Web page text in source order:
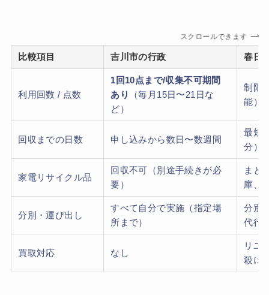
スクロールできます
比較項目 吉川市の行政 春日
利用回数 / 点数
1回10点まで/収集不可期間
あり
（毎月15日〜21日な
ど）
制限
能）
回収までの日数 申し込みから数日〜数週間
最短
分）
家電リサイクル品
回収不可（別途手続きが必
要）
まと
庫、
分別・運び出し
すべて自分で実施（指定場
所まで）
分別
代行
買取対応 なし
リユ
殺に